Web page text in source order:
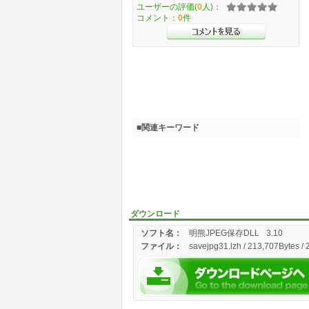
ダウンロード
ソフト名：
明熊JPEG保存DLL 3.10
ファイル： savejpg31.lzh / 213,707Bytes /
ユーザーの評価(0 人)：
コメント： 0件
■関連キーワード